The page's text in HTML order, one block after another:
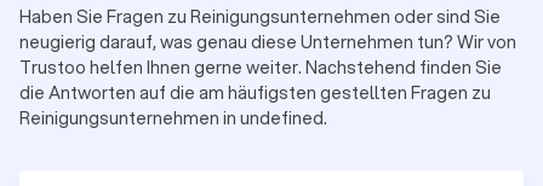
anbieten.
Wie viele Quadratmeter schafft eine
Reinigungskraft in der Stunde?
Haben Sie Fragen zu Reinigungsunternehmen oder sind Sie
neugierig darauf, was genau diese Unternehmen tun? Wir von
Trustoo helfen Ihnen gerne weiter. Nachstehend finden Sie
die Antworten auf die am häufigsten gestellten Fragen zu
Reinigungsunternehmen in undefined.